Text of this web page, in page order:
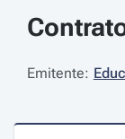
Emitente: